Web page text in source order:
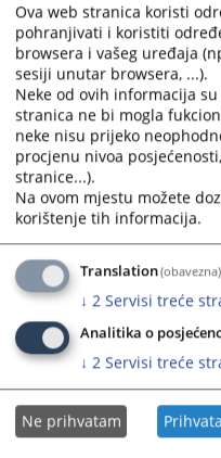
date.
Press
the
question
mark
key
to
get
the
keyboard
shortcuts
for
changing
dates.
to
get
the
for
Ova web stranica koristi
pohranjivati i koristiti
browsera i vašeg uređaja
sesiji unutar browsera, ...).
Neke od ovih informacija
stranica ne bi mogla
neke nisu prijeko
procjenu nivoa
stranice...).
Na ovom mjestu možete
korištenje tih informacija.
Translation(obavezna)
↓ 2 Servisi treće
Analitika o
↓ 2 Servisi treće
Ne prihvatam